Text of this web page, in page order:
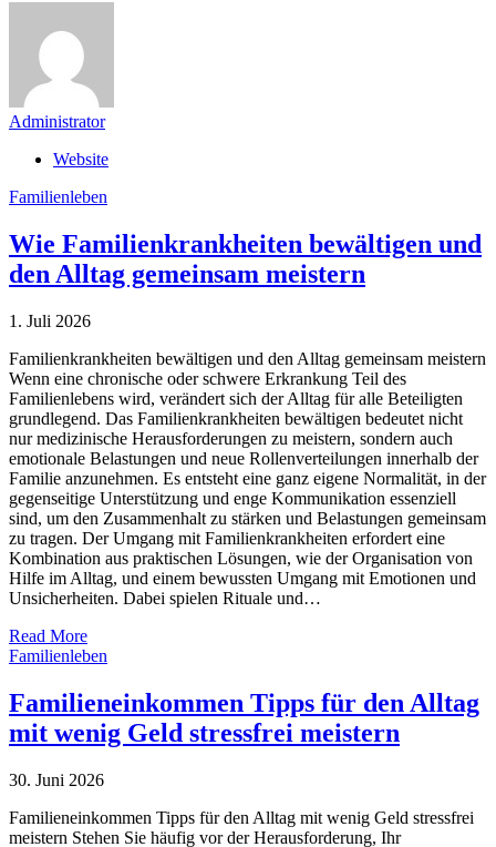
Administrator
Website
Familienleben
Wie Familienkrankheiten bewältigen und
den Alltag gemeinsam meistern
1. Juli 2026
Familienkrankheiten bewältigen und den Alltag gemeinsam meistern
Wenn eine chronische oder schwere Erkrankung Teil des
Familienlebens wird, verändert sich der Alltag für alle Beteiligten
grundlegend. Das Familienkrankheiten bewältigen bedeutet nicht
nur medizinische Herausforderungen zu meistern, sondern auch
emotionale Belastungen und neue Rollenverteilungen innerhalb der
Familie anzunehmen. Es entsteht eine ganz eigene Normalität, in der
gegenseitige Unterstützung und enge Kommunikation essenziell
sind, um den Zusammenhalt zu stärken und Belastungen gemeinsam
zu tragen. Der Umgang mit Familienkrankheiten erfordert eine
Kombination aus praktischen Lösungen, wie der Organisation von
Hilfe im Alltag, und einem bewussten Umgang mit Emotionen und
Unsicherheiten. Dabei spielen Rituale und…
Read More
Familienleben
Familieneinkommen Tipps für den Alltag
mit wenig Geld stressfrei meistern
30. Juni 2026
Familieneinkommen Tipps für den Alltag mit wenig Geld stressfrei
meistern Stehen Sie häufig vor der Herausforderung, Ihr